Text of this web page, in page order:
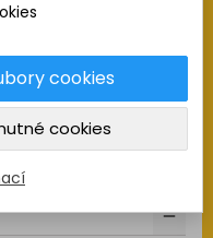
cookies
cookies